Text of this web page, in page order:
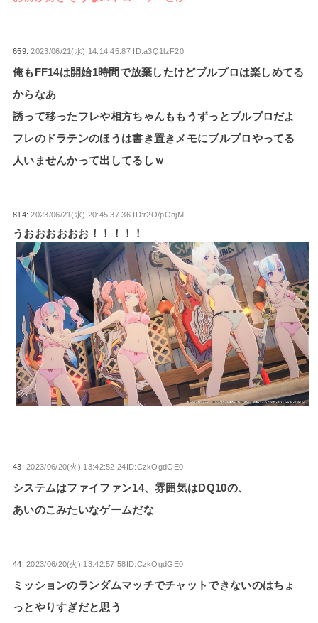
659:2023/06/21(水) 14:14:45.87 ID:a3Q1lzF20
俺もFF14は開始1時間で放棄したけどブルプロは楽しめてる
からなあ
誘って移ったフレや相方ちゃんももうずっとブルプロだよ
フレのドラテンのほうは書き置きメモにブルプロやってる
人いませんかって出してるしｗ
814:2023/06/21(水) 20:45:37.36 ID:r2O/pOnjM
うおおおおおお！！！！！
43:2023/06/20(火) 13:42:52.24ID:CzkOgdGE0
システムはファイファン14、雰囲気はDQ10の、
あいのこみたいなゲームだな
44:2023/06/20(火) 13:42:57.58ID:CzkOgdGE0
ミッションのランダムマッチでチャットできないのはちょ
っとやりすぎだと思う